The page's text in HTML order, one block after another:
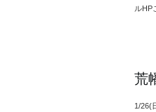
ルHP
荒
1/26(